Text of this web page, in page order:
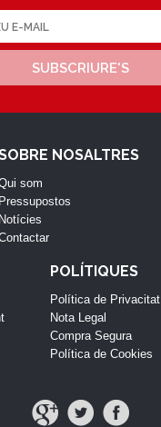
SUBSCRIURE'S
NOSALTRES
som
Pressupostos
Notícies
POLÍTIQUES
Política de Privacitat
Nota Legal
Compra Segura
Política de Cookies